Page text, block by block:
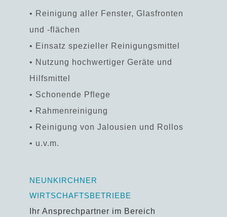
• Reinigung aller Fenster, Glasfronten
und -flächen
• Einsatz spezieller Reinigungsmittel
• Nutzung hochwertiger Geräte und
Hilfsmittel
• Schonende Pflege
• Rahmenreinigung
• Reinigung von Jalousien und Rollos
• u.v.m.
NEUNKIRCHNER
WIRTSCHAFTSBETRIEBE
Ihr Ansprechpartner im Bereich